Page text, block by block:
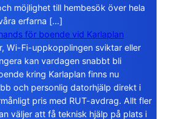
möjlighet till hembesök över hela
erfarna […]
för boende vid Karlaplan
Wi-Fi-uppkopplingen sviktar eller
kan vardagen snabbt bli
kring Karlaplan finns nu
och personlig datorhjälp direkt i
pris med RUT-avdrag. Allt fler
väljer att få teknisk hjälp på plats i